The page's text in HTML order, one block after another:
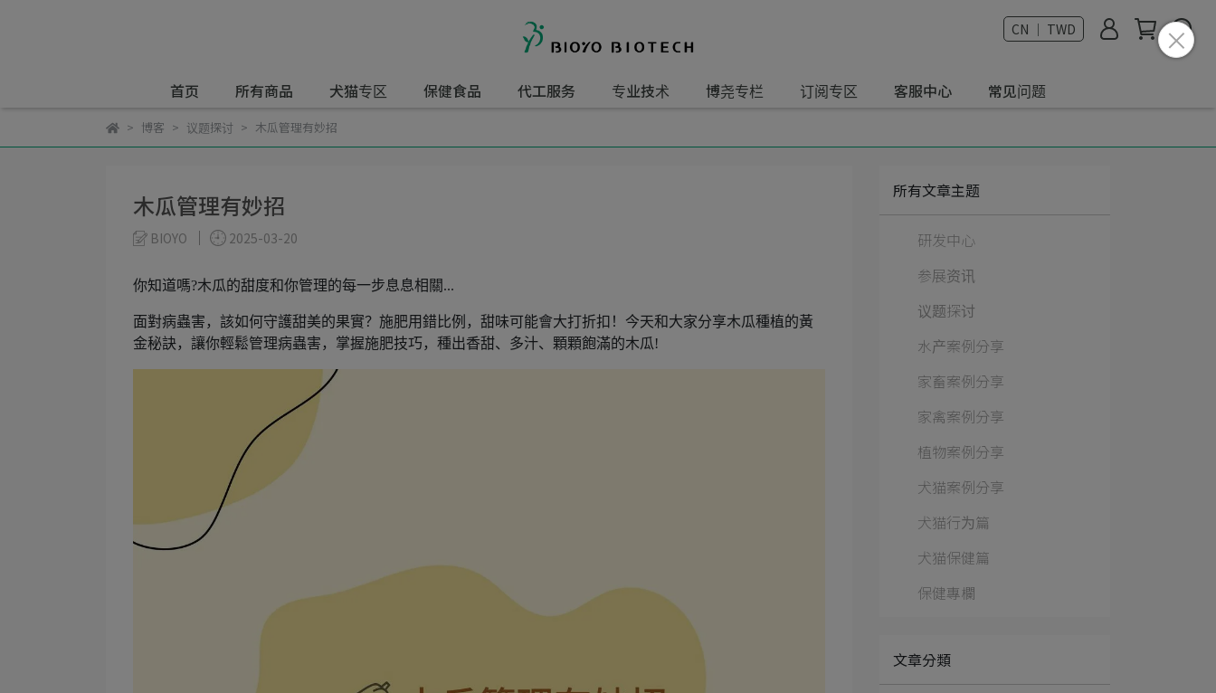
CN ｜ TWD
首页 所有商品 犬猫专区 保健食品 代工服务 专业技术 博尧专栏 订阅专区 客服中心 常见问题
博客 议题探讨 木瓜管理有妙招
木瓜管理有妙招
BIOYO 2025-03-20
你知道嗎?木瓜的甜度和你管理的每一步息息相關...
面對病蟲害，該如何守護甜美的果實？施肥用錯比例，甜味可能會大打折扣！今天和大家分享木瓜種植的黃
金秘訣，讓你輕鬆管理病蟲害，掌握施肥技巧，種出香甜、多汁、顆顆飽滿的木瓜!
所有文章主题
研发中心
参展资讯
议题探讨
水产案例分享
家畜案例分享
家禽案例分享
植物案例分享
犬猫案例分享
犬猫行为篇
犬猫保健篇
保健專欄
文章分類